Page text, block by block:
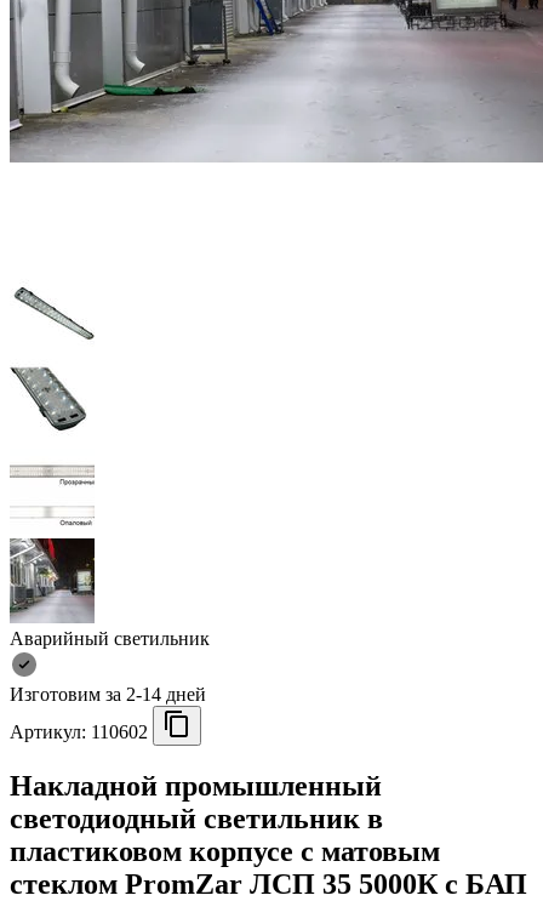
Аварийный светильник
Изготовим за 2-14 дней
Артикул: 110602
Накладной промышленный
светодиодный светильник в
пластиковом корпусе с матовым
стеклом PromZar ЛСП 35 5000К с БАП